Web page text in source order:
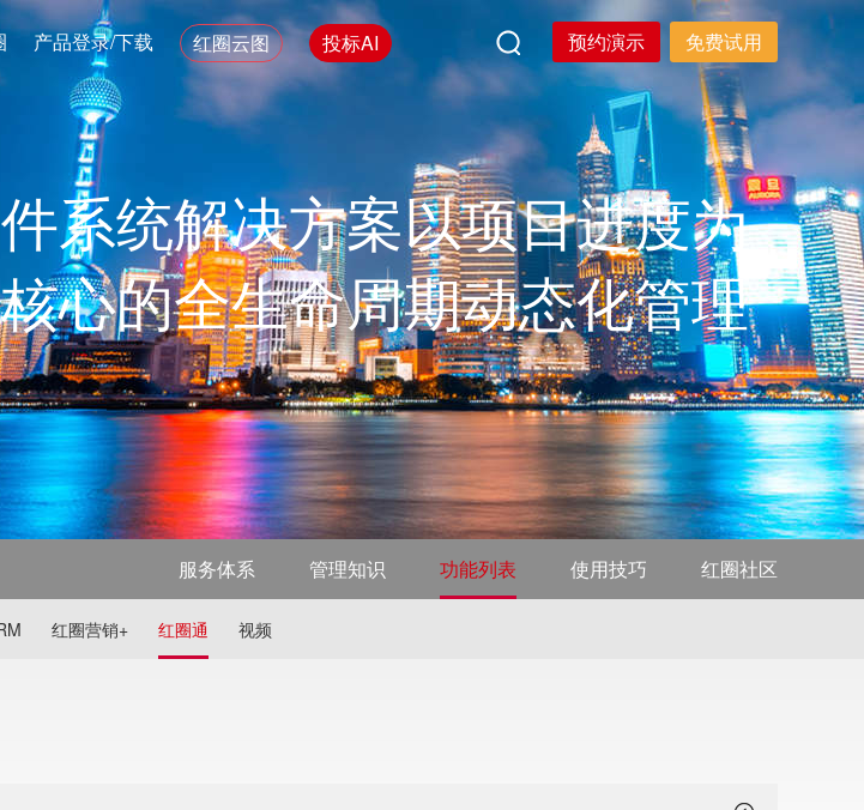
产品登录/下载 红圈云图 投标AI 预约演示 免费试用
系统解决方案以项目进度为
心的全生命周期动态化管理
服务体系 管理知识 功能列表 使用技巧 红圈社区
红圈营销+ 红圈通 视频